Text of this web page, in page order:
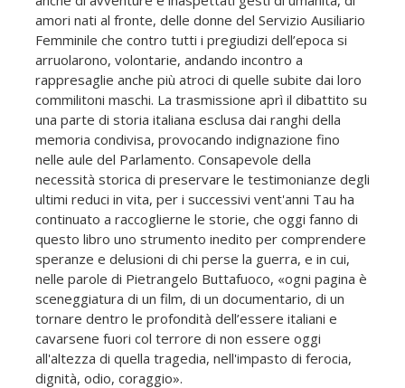
amori nati al fronte, delle donne del Servizio Ausiliario
Femminile che contro tutti i pregiudizi dell’epoca si
arruolarono, volontarie, andando incontro a
rappresaglie anche più atroci di quelle subite dai loro
commilitoni maschi. La trasmissione aprì il dibattito su
una parte di storia italiana esclusa dai ranghi della
memoria condivisa, provocando indignazione fino
nelle aule del Parlamento. Consapevole della
necessità storica di preservare le testimonianze degli
ultimi reduci in vita, per i successivi vent'anni Tau ha
continuato a raccoglierne le storie, che oggi fanno di
questo libro uno strumento inedito per comprendere
speranze e delusioni di chi perse la guerra, e in cui,
nelle parole di Pietrangelo Buttafuoco, «ogni pagina è
sceneggiatura di un film, di un documentario, di un
tornare dentro le profondità dell’essere italiani e
cavarsene fuori col terrore di non essere oggi
all'altezza di quella tragedia, nell'impasto di ferocia,
dignità, odio, coraggio».